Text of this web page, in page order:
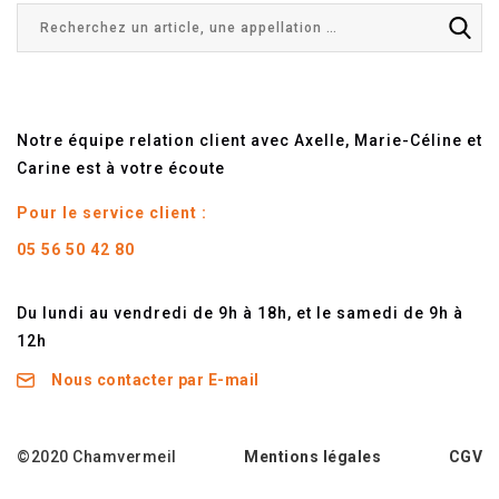
Notre équipe relation client avec Axelle, Marie-Céline et
Carine est à votre écoute
Pour le service client :
05 56 50 42 80
Du lundi au vendredi de 9h à 18h, et le samedi de 9h à
12h
Nous contacter par E-mail
©2020 Chamvermeil Mentions légales CGV